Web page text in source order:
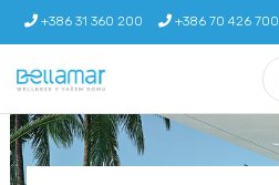
+386 31 360 200 +386 70 426 700